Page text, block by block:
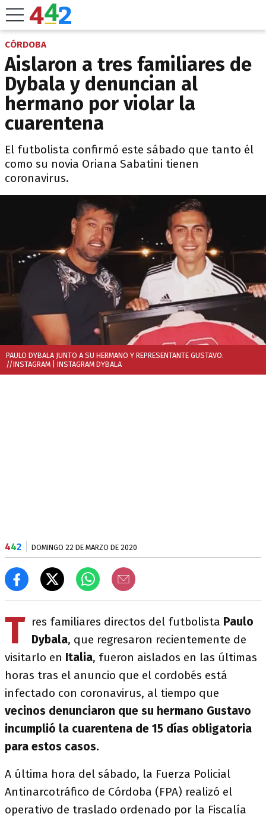
CÓRDOBA
Aislaron a tres familiares de
Dybala y denuncian al
hermano por violar la
cuarentena
El futbolista confirmó este sábado que tanto él
como su novia Oriana Sabatini tienen
coronavirus.
PAULO DYBALA JUNTO A SU HERMANO Y REPRESENTANTE GUSTAVO.
//INSTAGRAM | INSTAGRAM DYBALA
442 DOMINGO 22 DE MARZO DE 2020
T res familiares directos del futbolista Paulo
Dybala, que regresaron recientemente de
visitarlo en Italia, fueron aislados en las últimas
horas tras el anuncio que el cordobés está
infectado con coronavirus, al tiempo que
vecinos denunciaron que su hermano Gustavo
incumplió la cuarentena de 15 días obligatoria
para estos casos.
A última hora del sábado, la Fuerza Policial
Antinarcotráfico de Córdoba (FPA) realizó el
operativo de traslado ordenado por la Fiscalía